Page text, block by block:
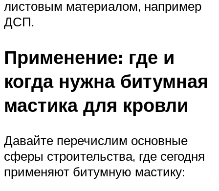
листовым материалом, например
ДСП.
Применение: где и
когда нужна битумная
мастика для кровли
Давайте перечислим основные
сферы строительства, где сегодня
применяют битумную мастику: